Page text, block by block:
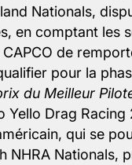
Nationals,
en comptant les
de
pour la
du Meilleur
Yello Drag
qui se
NHRA Nationals,